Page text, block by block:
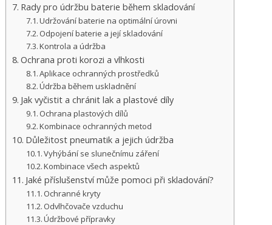
Rady pro údržbu baterie během skladování
Udržování baterie na optimální úrovni
Odpojení baterie a její skladování
Kontrola a údržba
Ochrana proti korozi a vlhkosti
Aplikace ochranných prostředků
Údržba během uskladnění
Jak vyčistit a chránit lak a plastové díly
Ochrana plastových dílů
Kombinace ochranných metod
Důležitost pneumatik a jejich údržba
Vyhýbání se slunečnímu záření
Kombinace všech aspektů
Jaké příslušenství může pomoci při skladování?
Ochranné kryty
Odvlhčovače vzduchu
Údržbové přípravky